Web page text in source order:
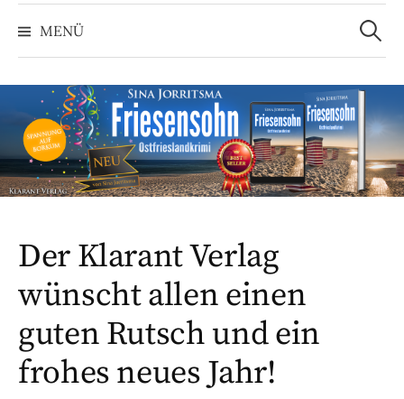
MENÜ
Suchen
nach:
Der Klarant Verlag
wünscht allen einen
guten Rutsch und ein
frohes neues Jahr!